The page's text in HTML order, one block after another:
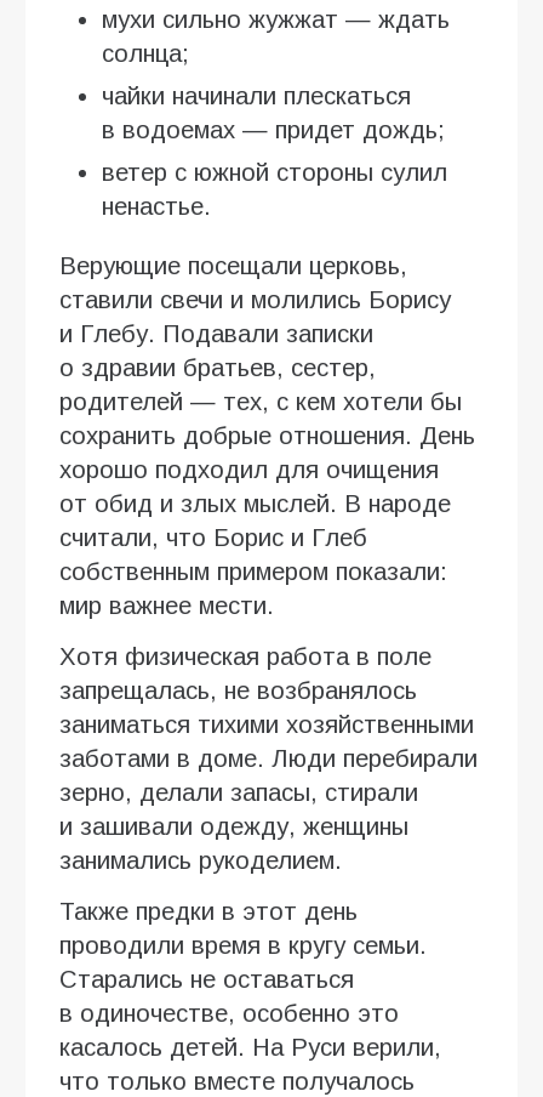
мухи сильно жужжат — ждать
солнца;
чайки начинали плескаться
в водоемах — придет дождь;
ветер с южной стороны сулил
ненастье.
Верующие посещали церковь,
ставили свечи и молились Борису
и Глебу. Подавали записки
о здравии братьев, сестер,
родителей — тех, с кем хотели бы
сохранить добрые отношения. День
хорошо подходил для очищения
от обид и злых мыслей. В народе
считали, что Борис и Глеб
собственным примером показали:
мир важнее мести.
Хотя физическая работа в поле
запрещалась, не возбранялось
заниматься тихими хозяйственными
заботами в доме. Люди перебирали
зерно, делали запасы, стирали
и зашивали одежду, женщины
занимались рукоделием.
Также предки в этот день
проводили время в кругу семьи.
Старались не оставаться
в одиночестве, особенно это
касалось детей. На Руси верили,
что только вместе получалось